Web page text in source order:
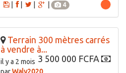
|
4
Terrain 300 mètres carrés
à vendre à...
3 500 000 FCFA
il y a 2 mois